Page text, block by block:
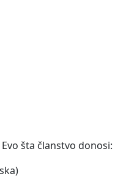
šta članstvo donosi: